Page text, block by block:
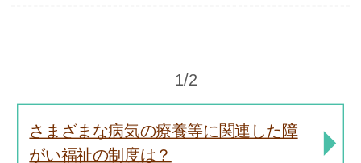
1/2
さまざまな病気の療養等に関連した障
がい福祉の制度は？